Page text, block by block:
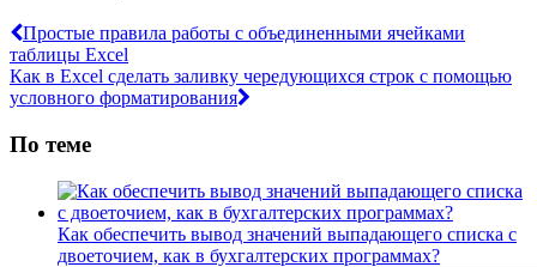
Простые правила работы с объединенными ячейками
таблицы Excel
Как в Excel сделать заливку чередующихся строк с помощью
условного форматирования
По теме
Как обеспечить вывод значений выпадающего списка с
двоеточием, как в бухгалтерских программах?